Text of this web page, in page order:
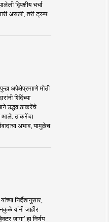
द्विपक्षीय चर्चा
असली, तरी ट्रम्प
अपेक्षेप्रमााणे मोठी
शिंदेंच्या
उद्धव ठाकरेंचे
आले. ठाकरेंचा
अभाव, यामुळेच
निर्देशानुसार,
यांनी जाहीर
जागा’ हा निर्णय